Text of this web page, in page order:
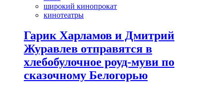
широкий кинопрокат
кинотеатры
Гарик Харламов и Дмитрий
Журавлев отправятся в
хлебобулочное роуд-муви по
сказочному Белогорью